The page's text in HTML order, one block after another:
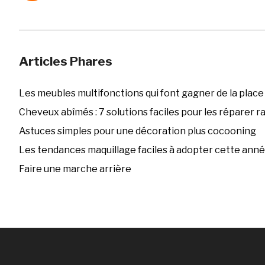
Articles Phares
Les meubles multifonctions qui font gagner de la place
Cheveux abîmés : 7 solutions faciles pour les réparer
Astuces simples pour une décoration plus cocooning
Les tendances maquillage faciles à adopter cette
Faire une marche arrière